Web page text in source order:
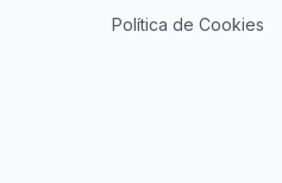
Política de Cookies